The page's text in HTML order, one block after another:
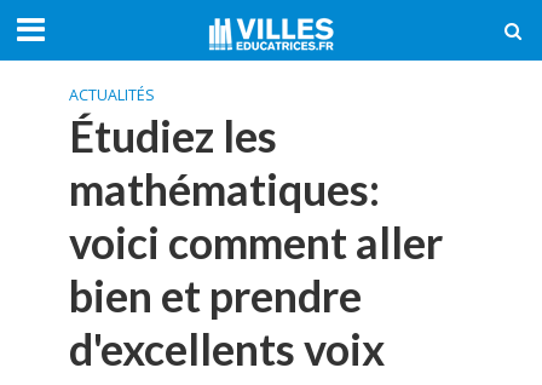
ACTUALITÉS
Étudiez les
mathématiques:
voici comment aller
bien et prendre
d'excellents voix